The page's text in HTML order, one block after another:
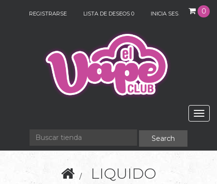
0
REGISTRARSE LISTA DE DESEOS 0 INICIA SESIÓN
LIQUIDO